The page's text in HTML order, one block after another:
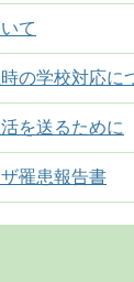
て
の学校対応に
を送るために
罹患報告書